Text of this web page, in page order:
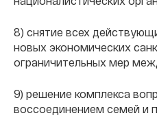
8) снятие всех
новых экономических
ограничительных мер
9) решение комплекса
воссоединением семей и